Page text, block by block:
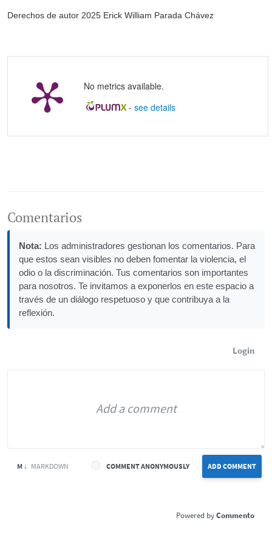
Derechos de autor 2025 Erick William Parada Chávez
No metrics available.
- see details
Comentarios
Nota: Los administradores gestionan los comentarios. Para
que estos sean visibles no deben fomentar la violencia, el
odio o la discriminación. Tus comentarios son importantes
para nosotros. Te invitamos a exponerlos en este espacio a
través de un diálogo respetuoso y que contribuya a la
reflexión.
Login
ADD COMMENT
COMMENT ANONYMOUSLY
M ↓ MARKDOWN
Commento